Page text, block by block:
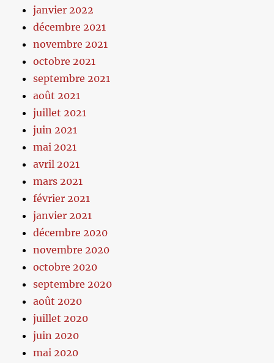
janvier 2022
décembre 2021
novembre 2021
octobre 2021
septembre 2021
août 2021
juillet 2021
juin 2021
mai 2021
avril 2021
mars 2021
février 2021
janvier 2021
décembre 2020
novembre 2020
octobre 2020
septembre 2020
août 2020
juillet 2020
juin 2020
mai 2020